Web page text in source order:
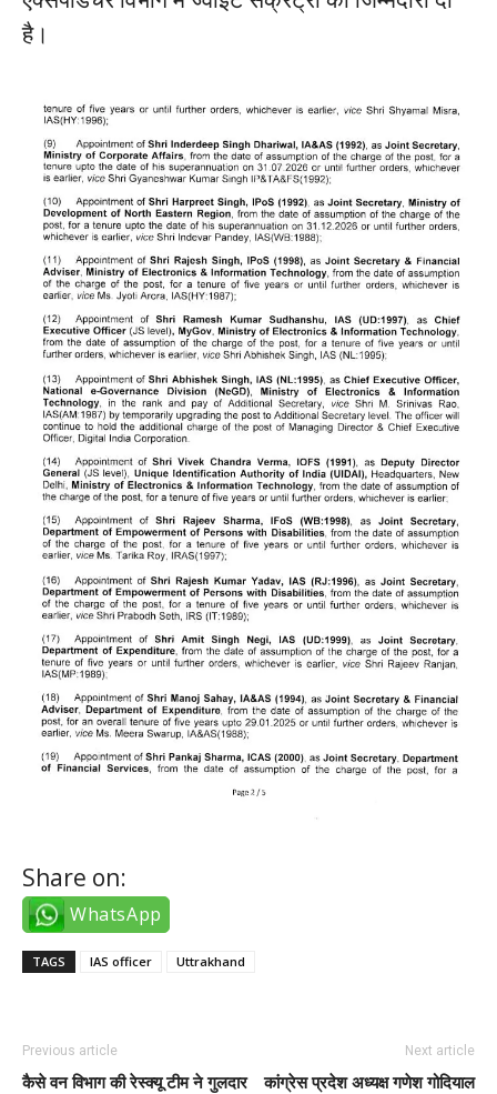
है।
Share on:
WhatsApp
TAGS IAS officer Uttrakhand
Previous article
कैसे वन विभाग की रेस्क्यू टीम ने गुलदार
Next article
कांग्रेस प्रदेश अध्यक्ष गणेश गोदियाल